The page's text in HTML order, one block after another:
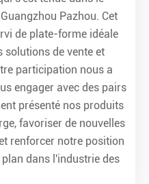
Pazhou. Cet
de plate-forme idéale
solutions de vente et
participation nous a
engager avec des pairs
présenté nos produits
favoriser de nouvelles
renforcer notre position
dans l'industrie des